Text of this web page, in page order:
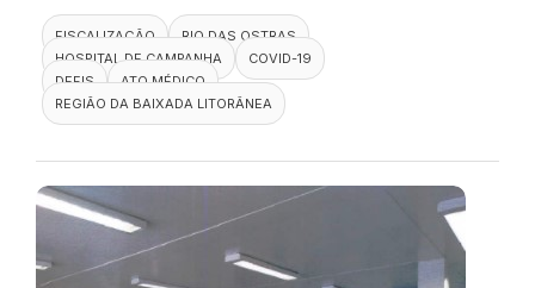
FISCALIZAÇÃO
RIO DAS OSTRAS
HOSPITAL DE CAMPANHA
COVID-19
DEFIS
ATO MÉDICO
REGIÃO DA BAIXADA LITORÂNEA